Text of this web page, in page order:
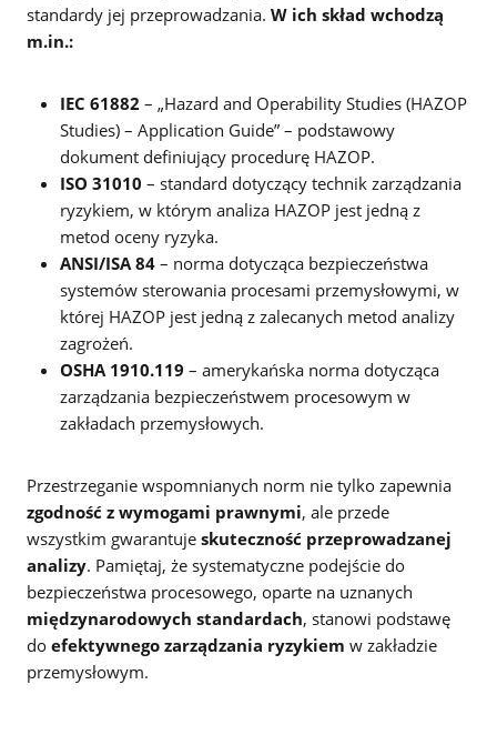
standardy jej przeprowadzania. W ich skład wchodzą
m.in.:
IEC 61882 – „Hazard and Operability Studies (HAZOP
Studies) – Application Guide” – podstawowy
dokument definiujący procedurę HAZOP.
ISO 31010 – standard dotyczący technik zarządzania
ryzykiem, w którym analiza HAZOP jest jedną z
metod oceny ryzyka.
ANSI/ISA 84 – norma dotycząca bezpieczeństwa
systemów sterowania procesami przemysłowymi, w
której HAZOP jest jedną z zalecanych metod analizy
zagrożeń.
OSHA 1910.119 – amerykańska norma dotycząca
zarządzania bezpieczeństwem procesowym w
zakładach przemysłowych.
Przestrzeganie wspomnianych norm nie tylko zapewnia
zgodność z wymogami prawnymi, ale przede
wszystkim gwarantuje skuteczność przeprowadzanej
analizy. Pamiętaj, że systematyczne podejście do
bezpieczeństwa procesowego, oparte na uznanych
międzynarodowych standardach, stanowi podstawę
do efektywnego zarządzania ryzykiem w zakładzie
przemysłowym.